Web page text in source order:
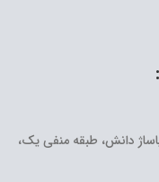
دانش، طبقه منفی یک،